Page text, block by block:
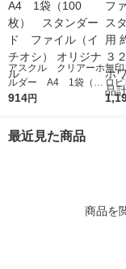
アスクル クリアーホ
ルダー A4 1袋（10
0枚） スタンダー
914円
無
ロ
ボッ
最近見た商品
商品を